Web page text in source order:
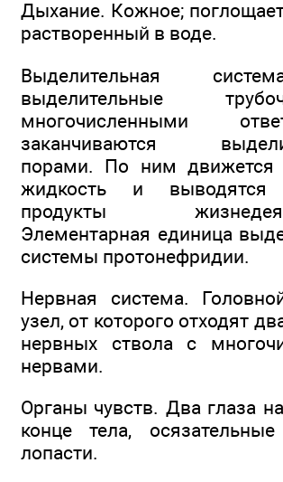
Дыхание. Кожное;
растворенный в воде.
Выделительная
выделительные
многочисленными
заканчиваются
порами. По ним движется
жидкость и выводятся
продукты
Элементарная единица
системы протонефридии.
Нервная система.
узел, от которого отходят
нервных ствола с
нервами.
Органы чувств. Два глаза
конце тела,
лопасти.